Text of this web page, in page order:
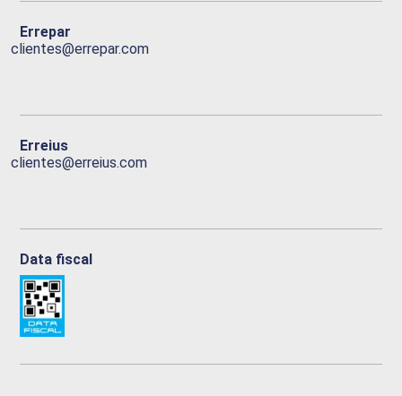
Errepar
clientes@errepar.com
Erreius
clientes@erreius.com
Data fiscal